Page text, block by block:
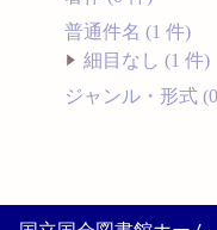
普通件名 (1 件)
細目なし (1 件)
ジャンル・形式